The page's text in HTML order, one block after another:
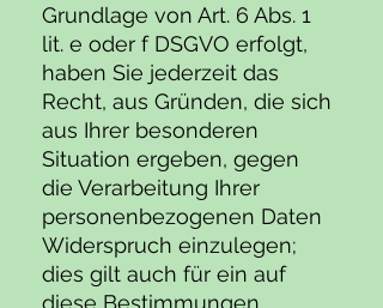
Grundlage von Art. 6 Abs. 1
lit. e oder f DSGVO erfolgt,
haben Sie jederzeit das
Recht, aus Gründen, die sich
aus Ihrer besonderen
Situation ergeben, gegen
die Verarbeitung Ihrer
personenbezogenen Daten
Widerspruch einzulegen;
dies gilt auch für ein auf
diese Bestimmungen